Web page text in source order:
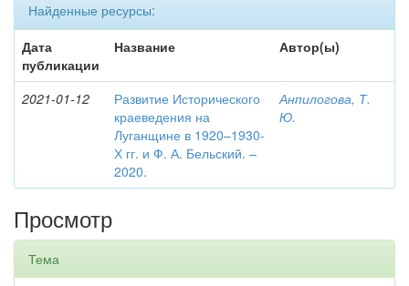
Найденные ресурсы:
Дата
публикации
Название Автор(ы)
2021-01-12
Развитие Исторического
краеведения на
Луганщине в 1920–1930-
Х гг. и Ф. А. Бельский. –
2020.
Анпилогова, Т.
Ю.
Просмотр
Тема